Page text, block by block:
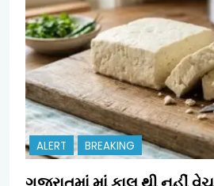
ALERT BREAKING
ગુજરાતમાં માં કાલ થી નહીં